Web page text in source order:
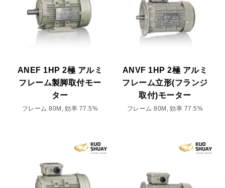
ANEF 1HP 2極 アルミ
フレーム製脚取付モー
ター
フレーム 80M, 効率 77.5%
ANVF 1HP 2極 アルミ
フレーム立形(フランジ
取付)モーター
フレーム 80M, 効率 77.5%